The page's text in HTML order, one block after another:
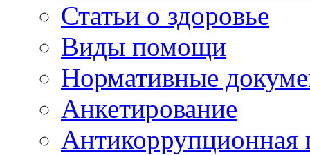
Статьи о здоровье
Виды помощи
Нормативные
Анкетирование
Антикоррупционная